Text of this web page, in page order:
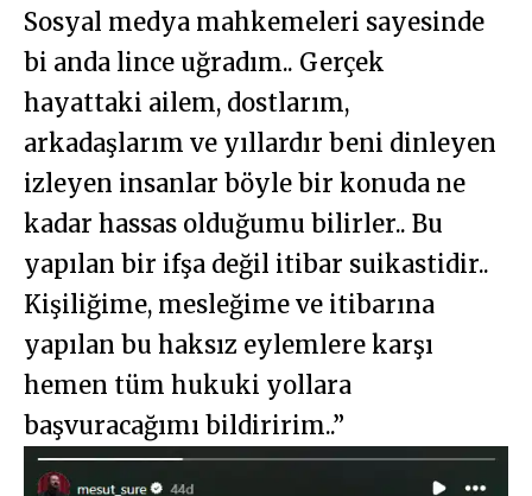
Sosyal medya mahkemeleri sayesinde
bi anda lince uğradım.. Gerçek
hayattaki ailem, dostlarım,
arkadaşlarım ve yıllardır beni dinleyen
izleyen insanlar böyle bir konuda ne
kadar hassas olduğumu bilirler.. Bu
yapılan bir ifşa değil itibar suikastidir..
Kişiliğime, mesleğime ve itibarına
yapılan bu haksız eylemlere karşı
hemen tüm hukuki yollara
başvuracağımı bildiririm..”